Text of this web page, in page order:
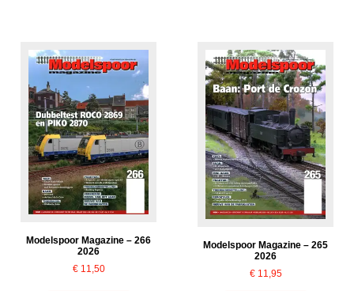
Modelspoor Magazine – 266
2026
€11,50
Modelspoor Magazine – 265
2026
€11,95